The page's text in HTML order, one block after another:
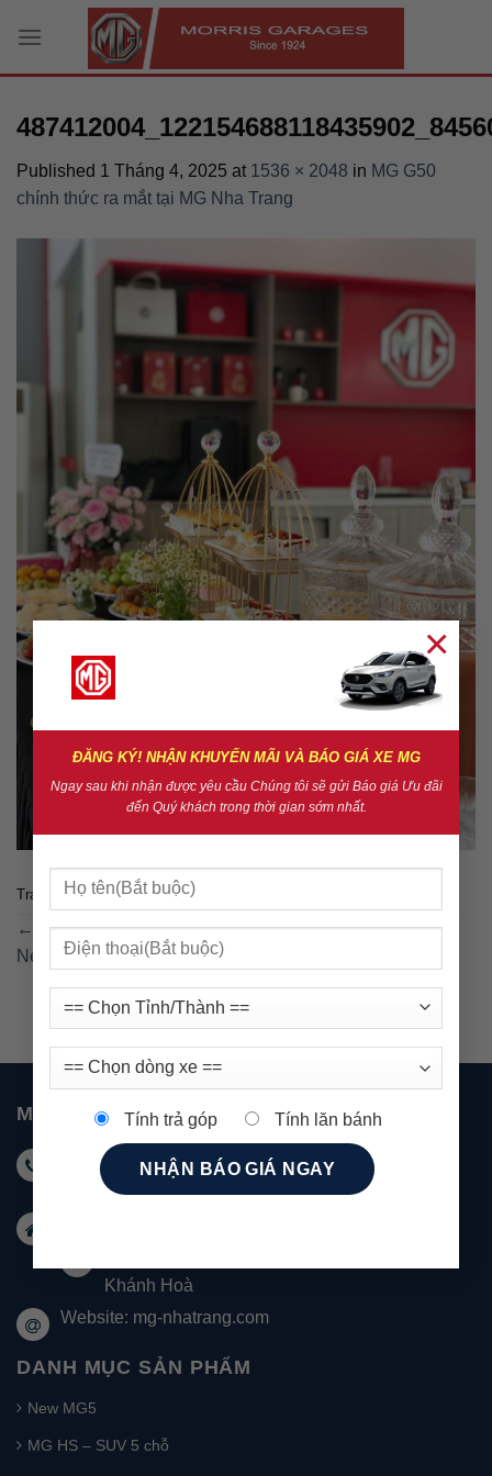
ĐĂNG KÝ! NHẬN KHUYẾN MÃI VÀ BÁO GIÁ XE MG
Ngay sau khi nhận được yêu cầu Chúng tôi sẽ gửi Báo giá Ưu đãi
đến Quý khách trong thời gian sớm nhất.
Tính trả góp Tính lăn bánh
×
Published 1 Tháng 4, 2025 at 1536 × 2048 in MG G50
chính thức ra mắt tại MG Nha Trang
Trackbacks are closed, but you can
←
Previous
Next
→
MG NHA TRANG
Hotline KD: 0931 999 588 - Hotline DV: 0931 999
Khánh Hoà
Website: mg-nhatrang.com
DANH MỤC SẢN PHẨM
New MG5
MG HS – SUV 5 chỗ